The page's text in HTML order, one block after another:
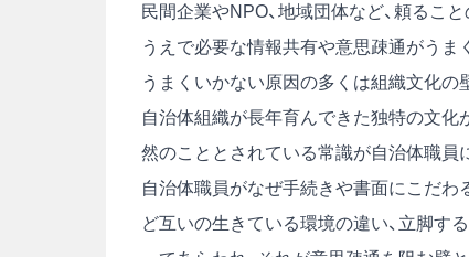
民間企業やNPO、地域団体など、頼るこ
うえで必要な情報共有や意思疎通がうま
うまくいかない原因の多くは組織文化の
自治体組織が長年育んできた独特の文化
然のこととされている常識が自治体職員
自治体職員がなぜ手続きや書面にこだわ
ど互いの生きている環境の違い、立脚す